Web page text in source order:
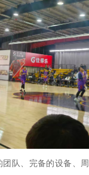
队、完备的设备、